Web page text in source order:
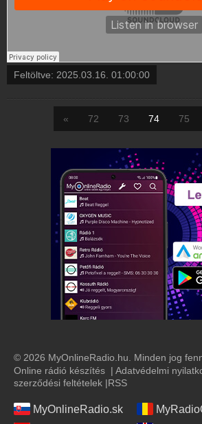
Feltöltve: 2025.03.16. 01:00:00
« 72 73 74 75
© 2026 MyOnlineRadio.hu. Minden jog
Online rádió készítés | Adatvédelmi
szerződési feltételek |RSS
MyOnlineRadio.sk